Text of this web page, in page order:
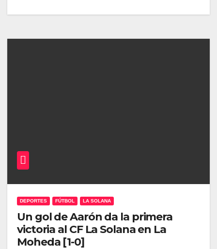
DEPORTES FÚTBOL LA SOLANA
Un gol de Aarón da la primera
victoria al CF La Solana en La
Moheda [1-0]